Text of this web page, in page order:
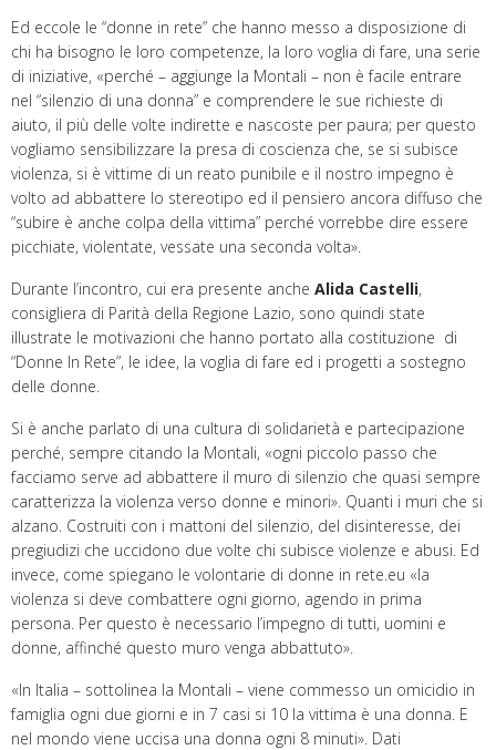
Ed eccole le “donne in rete” che hanno messo a disposizione di
chi ha bisogno le loro competenze, la loro voglia di fare, una serie
di iniziative, «perché – aggiunge la Montali – non è facile entrare
nel “silenzio di una donna” e comprendere le sue richieste di
aiuto, il più delle volte indirette e nascoste per paura; per questo
vogliamo sensibilizzare la presa di coscienza che, se si subisce
violenza, si è vittime di un reato punibile e il nostro impegno è
volto ad abbattere lo stereotipo ed il pensiero ancora diffuso che
“subire è anche colpa della vittima” perché vorrebbe dire essere
picchiate, violentate, vessate una seconda volta».
Durante l’incontro, cui era presente anche Alida Castelli,
consigliera di Parità della Regione Lazio, sono quindi state
illustrate le motivazioni che hanno portato alla costituzione di
“Donne In Rete”, le idee, la voglia di fare ed i progetti a sostegno
delle donne.
Si è anche parlato di una cultura di solidarietà e partecipazione
perché, sempre citando la Montali, «ogni piccolo passo che
facciamo serve ad abbattere il muro di silenzio che quasi sempre
caratterizza la violenza verso donne e minori». Quanti i muri che si
alzano. Costruiti con i mattoni del silenzio, del disinteresse, dei
pregiudizi che uccidono due volte chi subisce violenze e abusi. Ed
invece, come spiegano le volontarie di donne in rete.eu «la
violenza si deve combattere ogni giorno, agendo in prima
persona. Per questo è necessario l’impegno di tutti, uomini e
donne, affinché questo muro venga abbattuto».
«In Italia – sottolinea la Montali – viene commesso un omicidio in
famiglia ogni due giorni e in 7 casi si 10 la vittima è una donna. E
nel mondo viene uccisa una donna ogni 8 minuti». Dati